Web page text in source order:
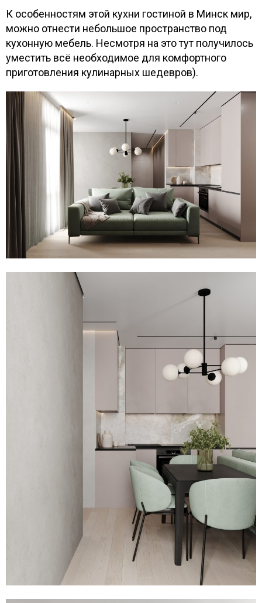
К особенностям этой кухни гостиной в Минск мир,
можно отнести небольшое пространство под
кухонную мебель. Несмотря на это тут получилось
уместить всё необходимое для комфортного
приготовления кулинарных шедевров).
в Минск мир
доме
доме
в Минск мир
для мальчиков
гостиной в Минске
душевой в спальне
комнаты в новой боровой
в Минск мир с камином.
в панельном доме
в современном стиле ЖК «Левада»